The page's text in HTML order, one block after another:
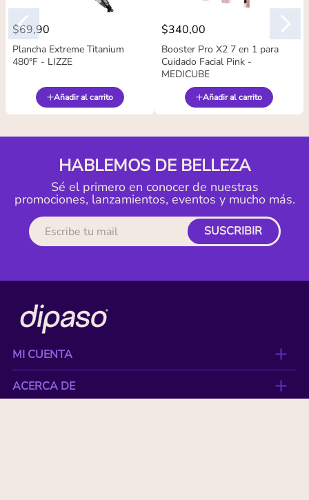
$69,90
Plancha Extreme Titanium
480°F - LIZZE
Añadir al carrito
$340,00
Booster Pro X2 7 en 1 para
Cuidado Facial Pink -
MEDICUBE
Añadir al carrito
HABLEMOS DE BELLEZA
Sé el primero en conocer de nuestras
promociones, lanzamientos, eventos y mucho más.
SUSCRIBIR
MI CUENTA
ACERCA DE